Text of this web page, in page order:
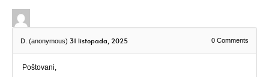
D. (anonymous) 31 listopada, 2025 0 Comments
Poštovani,